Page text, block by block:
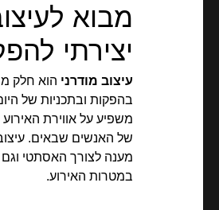
מבוא
יצירתי
עיצוב מודרני הוא חלק
בהפקות ובתכניות של
משפיע על אווירת
של האנשים שבאים.
מענה לצורך האסתטי
במטרות האירוע.